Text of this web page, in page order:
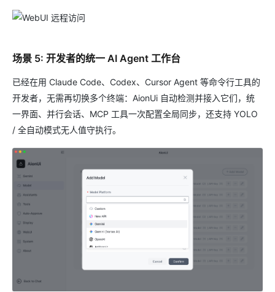
场景 5: 开发者的统一 AI Agent 工作台
已经在用 Claude Code、Codex、Cursor Agent 等命令行工具的
开发者，无需再切换多个终端：AionUi 自动检测并接入它们，统
一界面、并行会话、MCP 工具一次配置全局同步，还支持 YOLO
/ 全自动模式无人值守执行。